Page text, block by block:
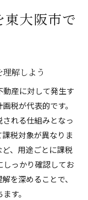
違いを整理する
特徴解説
域の条件とは何
税対象エリアの
の確認方法を紹
地域の現状を解
大阪市で
解しよう
産に対して発生す
税が代表的です。
れる仕組みとなっ
税対象が異なりま
、用途ごとに課税
っかり確認してお
を深めることで、
す。